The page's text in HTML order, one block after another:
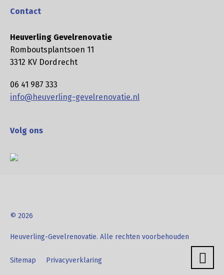
Contact
Heuverling Gevelrenovatie
Romboutsplantsoen 11
3312 KV Dordrecht
06 41 987 333
info@heuverling-gevelrenovatie.nl
Volg ons
© 2026
Heuverling-Gevelrenovatie. Alle rechten voorbehouden
Sitemap Privacyverklaring